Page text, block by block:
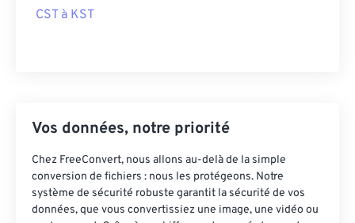
CST à KST
Vos données, notre priorité
Chez FreeConvert, nous allons au-delà de la simple
conversion de fichiers : nous les protégeons. Notre
système de sécurité robuste garantit la sécurité de vos
données, que vous convertissiez une image, une vidéo ou